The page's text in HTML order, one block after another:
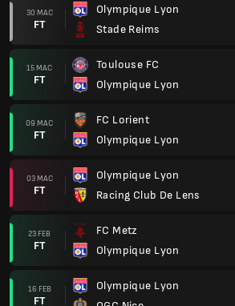
30 MAC
FT
Olympique Lyon
Stade Reims
15 MAC
FT
Toulouse FC
Olympique Lyon
09 MAC
FT
FC Lorient
Olympique Lyon
03 MAC
FT
Olympique Lyon
Racing Club De Lens
23 FEB
FT
FC Metz
Olympique Lyon
16 FEB
FT
Olympique Lyon